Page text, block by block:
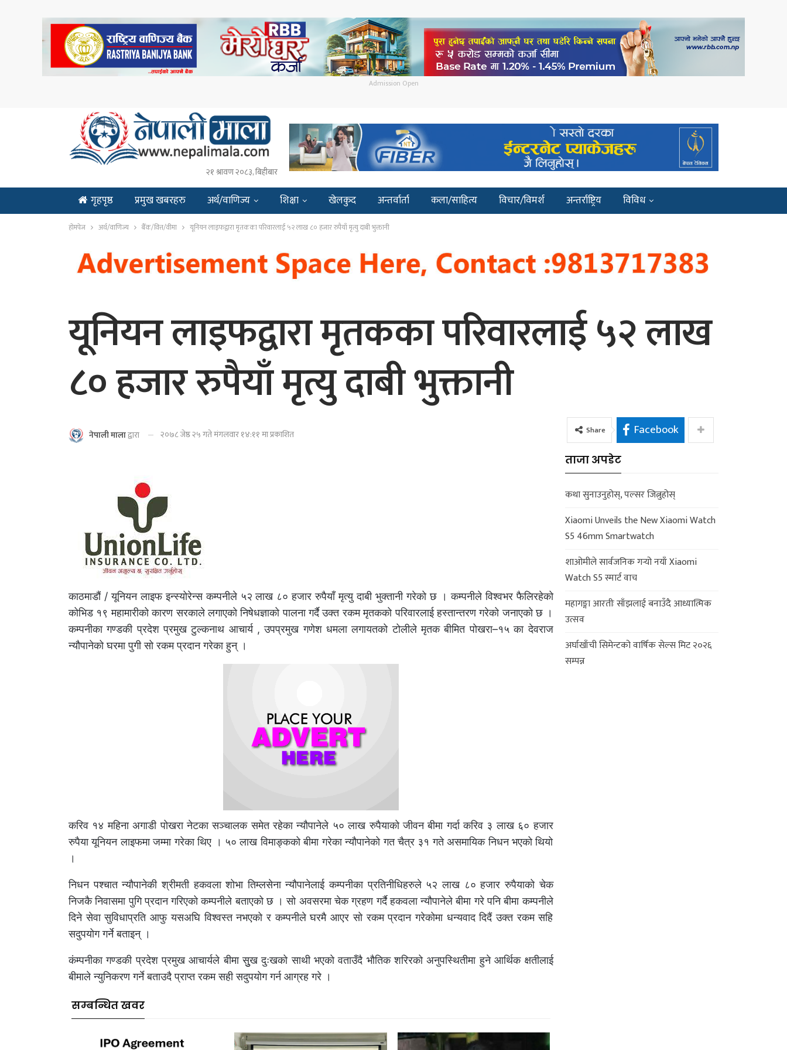
Admission Open
२१ श्रावण २०८३, बिहीबार
गृहपृष्ठ प्रमुख खबरहरु अर्थ/वाणिज्य शिक्षा खेलकुद अन्तर्वार्ता कला/साहित्य विचार/विमर्श अन्तर्राष्ट्रिय
विविध
ENGLISH
होमपेज अर्थ/वाणिज्य बैँक/वित्त/वीमा यूनियन लाइफद्वारा मृतकका परिवारलाई ५२ लाख ८० हजार रुपैयाँ मृत्यु दाबी भुक्तानी
यूनियन लाइफद्वारा मृतकका परिवारलाई ५२ लाख
८० हजार रुपैयाँ मृत्यु दाबी भुक्तानी
नेपाली मालाद्वारा २०७८ जेष्ठ २५ गते मंगलवार १४:११ मा प्रकाशित Share Facebook
काठमाडौं / यूनियन लाइफ इन्स्योरेन्स कम्पनीले ५२ लाख ८० हजार रुपैयाँ मृत्यु दाबी भुक्तानी गरेको छ । कम्पनीले विश्वभर फैलिरहेको
कोभिड १९ महामारीको कारण सरकाले लगाएको निषेधज्ञाको पालना गर्दै उक्त रकम मृतकको परिवारलाई हस्तान्तरण गरेको जनाएको छ ।
कम्पनीका गण्डकी प्रदेश प्रमुख टुल्कनाथ आचार्य , उपप्रमुख गणेश धमला लगायतको टोलीले मृतक बीमित पोखरा–१५ का देवराज
न्यौपानेको घरमा पुगी सो रकम प्रदान गरेका हुन् ।
करिव १४ महिना अगाडी पोखरा नेटका सञ्चालक समेत रहेका न्यौपानेले ५० लाख रुपैयाको जीवन बीमा गर्दा करिव ३ लाख ६० हजार
रुपैया यूनियन लाइफमा जम्मा गरेका थिए । ५० लाख विमाङ्कको बीमा गरेका न्यौपानेको गत चैत्र ३१ गते असमायिक निधन भएको थियो
।
निधन पश्चात न्यौपानेकी श्रीमती हकवला शोभा तिम्लसेना न्यौपानेलाई कम्पनीका प्रतिनीधिहरुले ५२ लाख ८० हजार रुपैयाको चेक
निजकै निवासमा पुगि प्रदान गरिएको कम्पनीले बताएको छ । सो अवसरमा चेक ग्रहण गर्दै हकवला न्यौपानेले बीमा गरे पनि बीमा कम्पनीले
दिने सेवा सुविधाप्रति आफु यसअघि विश्वस्त नभएको र कम्पनीले घरमै आएर सो रकम प्रदान गरेकोमा धन्यवाद दिदैं उक्त रकम सहि
सदुपयोग गर्ने बताइन् ।
कंम्पनीका गण्डकी प्रदेश प्रमुख आचार्यले बीमा सुुख दुःखको साथी भएको वताउँदै भौतिक शरिरको अनुपस्थितीमा हुने आर्थिक क्षतीलाई
बीमाले न्युनिकरण गर्ने बताउदै प्राप्त रकम सही सदुपयोग गर्न आग्रह गरे ।
सम्बन्धित खवर
ताजा अपडेट
कथा सुनाउनुहोस्, पल्सर जित्नुहोस्
Xiaomi Unveils the New Xiaomi Watch
S5 46mm Smartwatch
शाओमीले सार्वजनिक गर्‍यो नयाँ Xiaomi
Watch S5 स्मार्ट वाच
महागङ्गा आरतीः साँझलाई बनाउँदै आध्यात्मिक
उत्सव
अर्घाखाँची सिमेन्टको वार्षिक सेल्स मिट २०२६
सम्पन्न